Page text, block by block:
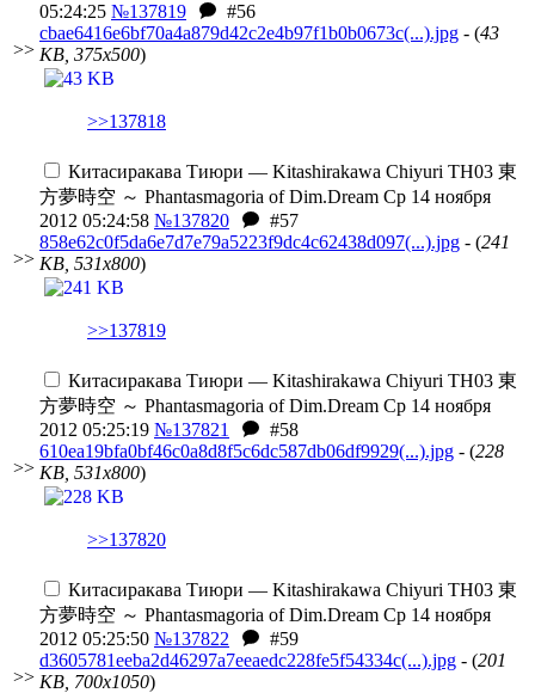
>>
05:24:25 №137819
#56
cbae6416e6bf70a4a879d42c2e4b97f1b0b0673c(...).jpg - (43
KB, 375x500)
>>137818
>>
Китасиракава Тиюри — Kitashirakawa Chiyuri TH03 東
方夢時空 ～ Phantasmagoria of Dim.Dream Ср 14 ноября
2012 05:24:58 №137820
#57
858e62c0f5da6e7d7e79a5223f9dc4c62438d097(...).jpg - (241
KB, 531x800)
>>137819
>>
Китасиракава Тиюри — Kitashirakawa Chiyuri TH03 東
方夢時空 ～ Phantasmagoria of Dim.Dream Ср 14 ноября
2012 05:25:19 №137821
#58
610ea19bfa0bf46c0a8d8f5c6dc587db06df9929(...).jpg - (228
KB, 531x800)
>>137820
>>
Китасиракава Тиюри — Kitashirakawa Chiyuri TH03 東
方夢時空 ～ Phantasmagoria of Dim.Dream Ср 14 ноября
2012 05:25:50 №137822
#59
d3605781eeba2d46297a7eeaedc228fe5f54334c(...).jpg - (201
KB, 700x1050)